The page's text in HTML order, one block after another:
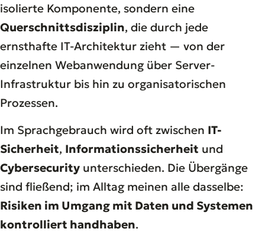
isolierte Komponente, sondern eine
Querschnittsdisziplin, die durch jede
ernsthafte IT-Architektur zieht — von der
einzelnen Webanwendung über Server-
Infrastruktur bis hin zu organisatorischen
Prozessen.
Im Sprachgebrauch wird oft zwischen IT-
Sicherheit, Informationssicherheit und
Cybersecurity unterschieden. Die Übergänge
sind fließend; im Alltag meinen alle dasselbe:
Risiken im Umgang mit Daten und Systemen
kontrolliert handhaben.